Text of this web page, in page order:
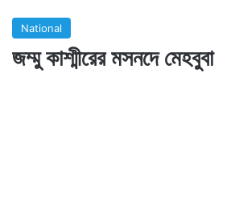
National
জম্মু কাশ্মীরের মসনদে মেহবুবা